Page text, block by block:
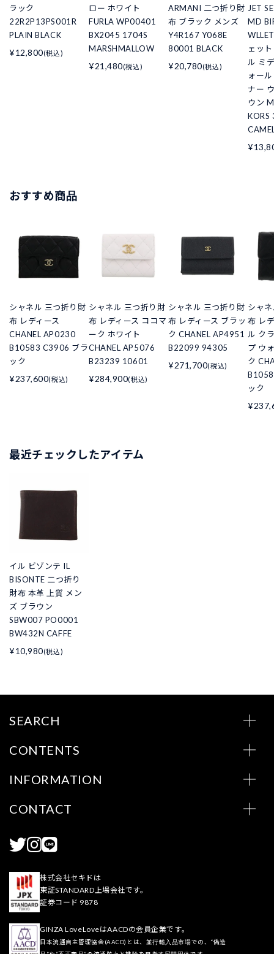
ラック
22R2P13PS001R
PLAIN BLACK
¥12,800(税込)
ロー ホワイト
FURLA WP00401
BX2045 1704S
MARSHMALLOW
¥21,480(税込)
ARMANI 二つ折り財
布 ブラック メンズ
Y4R167 Y068E
80001 BLACK
¥20,780(税込)
JET
MD
ェッ
ル ミ
ォー
ナー
ウン
KORS
おすすめ商品
シャネル 三つ折り財
布 レディース
CHANEL AP0230
B10583 C3906 ブラ
ック
¥237,600(税込)
シャネル 三つ折り財
布 レディース ココマ
ーク ホワイト
CHANEL AP5076
B23239 10601
¥284,900(税込)
シャネル 三つ折り財
布 レディース ブラッ
ク CHANEL AP4951
B22099 94305
¥271,700(税込)
シャ
布 レ
ル ク
プ ウ
ク
ック
最近チェックしたアイテム
イル ビゾンテ IL
BISONTE 二つ折り
財布 本革 上質 メン
ズ ブラウン
SBW007 PO0001
BW432N CAFFE
¥10,980(税込)
SEARCH
CONTENTS
INFORMATION
CONTACT
株式会社セキドは
東証STANDARD上場会社です。
証券コード 9878
GINZA LoveLoveはAACDの会員企業です。
日本流通自主管理協会(AACD)とは、並行輸入品市場での、“偽造